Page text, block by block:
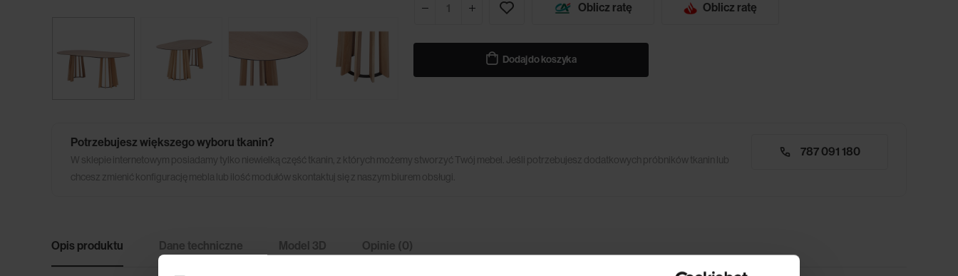
Oblicz ratę Oblicz ratę
Dodaj do koszyka
Potrzebujesz większego wyboru tkanin?
W sklepie internetowym posiadamy tylko niewielką część tkanin, z których możemy stworzyć Twój mebel. Jeśli potrzebujesz dodatkowych próbników tkanin lub
chcesz zmienić konfigurację mebla lub ilość modułów skontaktuj się z naszym biurem obsługi.
787 091 180
Opis produktu Dane techniczne Model 3D Opinie (0)